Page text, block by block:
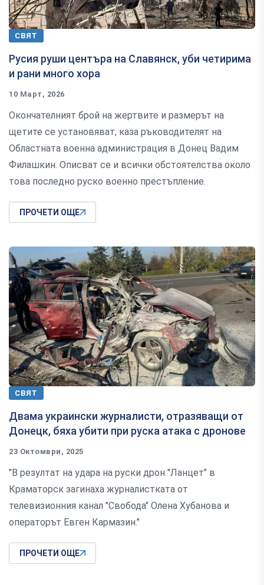
СВЯТ
Русия руши центъра на Славянск, уби четирима
и рани много хора
10 Март, 2026
Окончателният брой на жертвите и размерът на
щетите се установяват, каза ръководителят на
Областната военна администрация в Донец Вадим
Филашкин. Описват се и всички обстоятелства около
това последно руско военно престъпление.
ПРОЧЕТИ ОЩЕ
СВЯТ
Двама украински журналисти, отразяващи от
Донецк, бяха убити при руска атака с дронове
23 Октомври, 2025
"В резултат на удара на руски дрон "Ланцет" в
Краматорск загинаха журналистката от
телевизионния канал "Свобода" Олена Хубанова и
операторът Евген Кармазин."
ПРОЧЕТИ ОЩЕ